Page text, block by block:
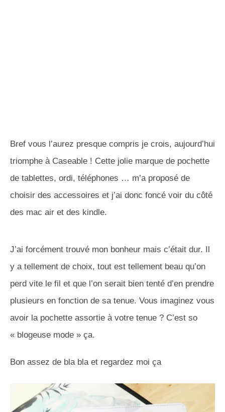
Bref vous l’aurez presque compris je crois, aujourd’hui
triomphe à Caseable ! Cette jolie marque de pochette
de tablettes, ordi, téléphones … m’a proposé de
choisir des accessoires et j’ai donc foncé voir du côté
des mac air et des kindle.
J’ai forcément trouvé mon bonheur mais c’était dur. Il
y a tellement de choix, tout est tellement beau qu’on
perd vite le fil et que l’on serait bien tenté d’en prendre
plusieurs en fonction de sa tenue. Vous imaginez vous
avoir la pochette assortie à votre tenue ? C’est so
« blogeuse mode » ça.
Bon assez de bla bla et regardez moi ça